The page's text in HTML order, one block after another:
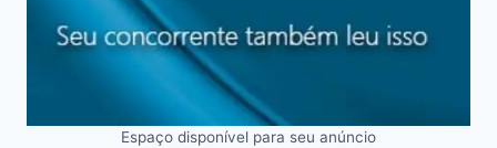
Espaço disponível para seu anúncio